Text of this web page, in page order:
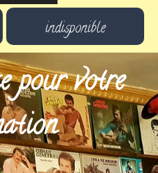
indisponible
pour votre